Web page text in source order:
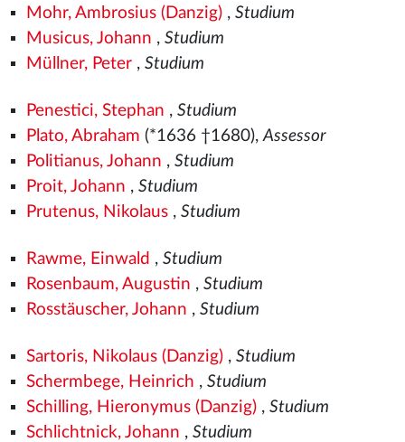
Mohr, Ambrosius (Danzig), Studium
Musicus, Johann , Studium
Müllner, Peter, Studium
Penestici, Stephan , Studium
Plato, Abraham (*1636 †1680),Assessor
Politianus, Johann , Studium
Proit, Johann , Studium
Prutenus, Nikolaus, Studium
Rawme, Einwald , Studium
Rosenbaum, Augustin , Studium
Rosstäuscher, Johann , Studium
Sartoris, Nikolaus (Danzig), Studium
Schermbege, Heinrich , Studium
Schilling, Hieronymus (Danzig), Studium
Schlichtnick, Johann , Studium